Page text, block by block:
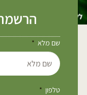
שם מלא
טלפון